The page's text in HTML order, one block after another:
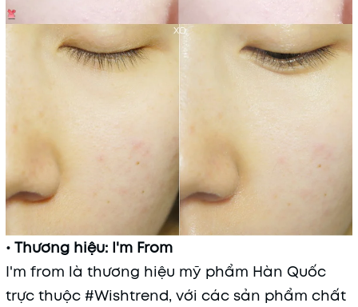
• Thương hiệu: I'm From
I'm from là thương hiệu mỹ phẩm Hàn Quốc
trực thuộc #Wishtrend, với các sản phẩm chất